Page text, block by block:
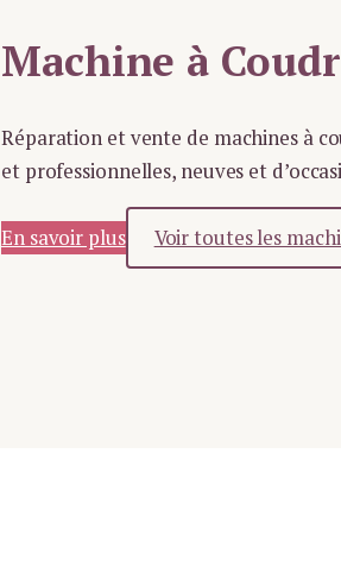
Machine à
Réparation et vente de machines à
et professionnelles, neuves et
En savoir plus Voir toutes les